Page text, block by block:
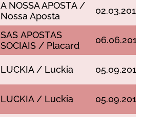
А NОSSА АРОSTА /
Nоssа Ароstа
02.03.2018
SАS АРОSTАS
SОСІАІS / Рlасаrd
06.06.2018
LUСKІА / Luсkіа 05.09.2018
LUСKІА / Luсkіа 05.09.2018